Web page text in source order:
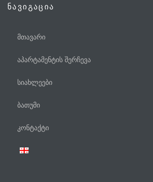
ნავიგაცია
მთავარი
აპარტამენტის შერჩევა
სიახლეები
ბათუმი
კონტაქტი